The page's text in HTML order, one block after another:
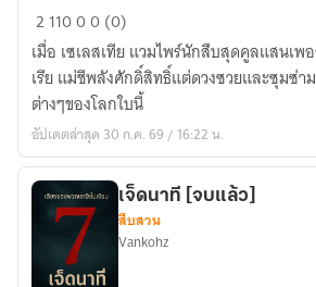
บันทึก
คดี
ลับ
ของ
คู่หู
นักสืบ
แวมไพร์
กับ
แม่
ลัง
2 11000 (0)
เมื่อ เซเลสเทีย แวมไพร์นักสืบสุดคูลแสนเพ
เรีย แม่ชีพลังศักดิ์สิทธิ์แต่ดวงซวยและซุมซ่า
ต่างๆของโลกใบนี้
อัปเดตล่าสุด 30 ก.ค. 69 / 16:22 น.
เจ็ดนาที [จบแล้ว]
สืบสวน
Vankohz